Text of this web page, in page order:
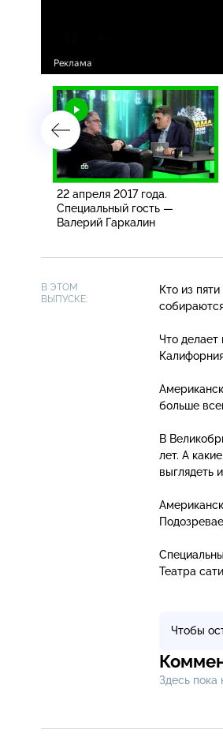
22 апреля 2017 года.
Специальный гость —
Валерий Гаркалин
В ЭТОМ
ВЫПУСКЕ:
Кто из
Что делает
больше
В
лет. А
выглядеть
Театра
Чтобы
Здесь